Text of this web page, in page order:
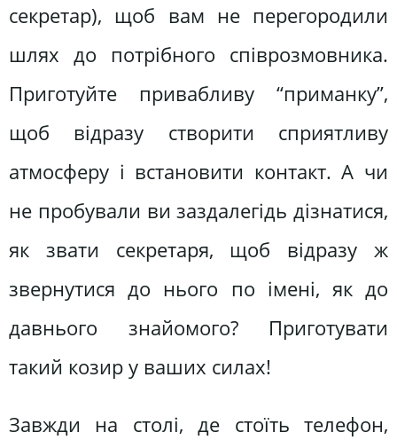
секретар), щоб вам не перегородили
шлях до потрібного співрозмовника.
Приготуйте привабливу “приманку”,
щоб відразу створити сприятливу
атмосферу і встановити контакт. А чи
не пробували ви заздалегідь дізнатися,
як звати секретаря, щоб відразу ж
звернутися до нього по імені, як до
давнього знайомого? Приготувати
такий козир у ваших силах!
Завжди на столі, де стоїть телефон,